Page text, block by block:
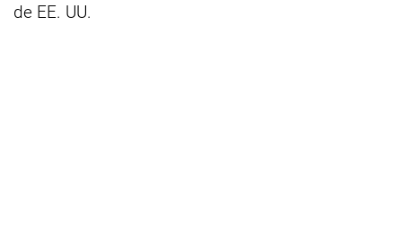
de EE. UU.